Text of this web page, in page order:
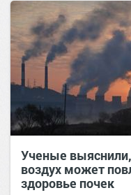
Ученые
воздух может
здоровье почек